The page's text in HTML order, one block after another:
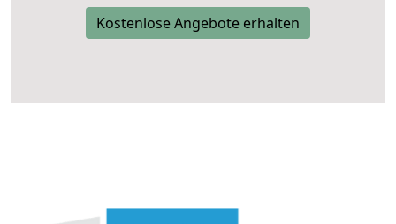
Kostenlose Angebote erhalten